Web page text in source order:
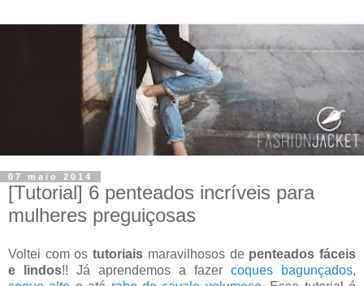
07 maio 2014
[Tutorial] 6 penteados incríveis para
mulheres preguiçosas
Voltei com ostutoriais maravilhosos de penteados fáceis
e lindos!! Já aprendemos a fazer coques bagunçados,